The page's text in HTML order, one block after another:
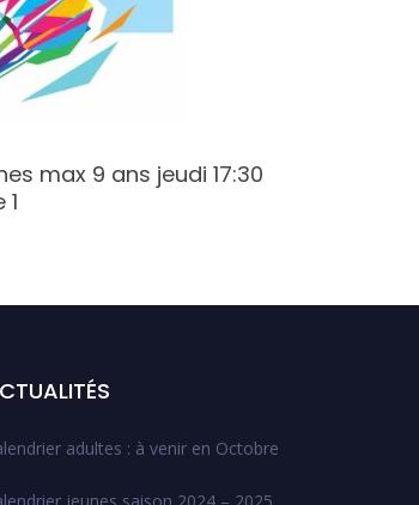
max 9 ans jeudi 17:30
1
adultes : à venir en Octobre